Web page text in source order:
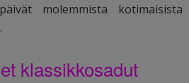
molemmista kotimaisista
klassikkosadut